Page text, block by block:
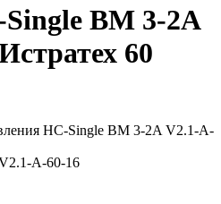
BM 3-2A
60
A-60-16